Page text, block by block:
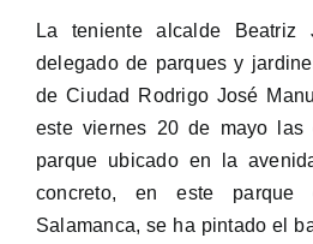
La teniente alcalde Beatriz
delegado de parques y
de Ciudad Rodrigo José
este viernes 20 de mayo las
parque ubicado en la
concreto, en este
Salamanca, se ha pintado el